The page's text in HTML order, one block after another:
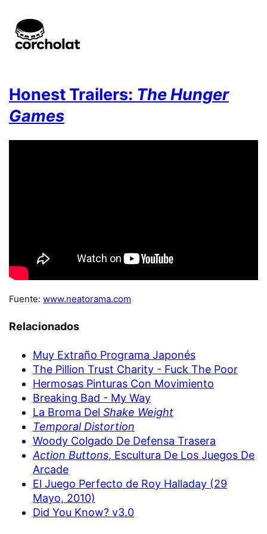
Honest Trailers: The Hunger
Games
Fuente: www.neatorama.com
Relacionados
Muy Extraño Programa Japonés
The Pillion Trust Charity - Fuck The Poor
Hermosas Pinturas Con Movimiento
Breaking Bad - My Way
La Broma Del Shake Weight
Temporal Distortion
Woody Colgado De Defensa Trasera
Action Buttons, Escultura De Los Juegos De
Arcade
El Juego Perfecto de Roy Halladay (29
Mayo, 2010)
Did You Know? v3.0